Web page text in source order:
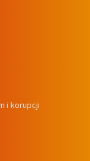
i korupcji